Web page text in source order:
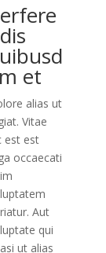
et
alias ut
Vitae
est est
occaecati
Aut
qui
ut alias